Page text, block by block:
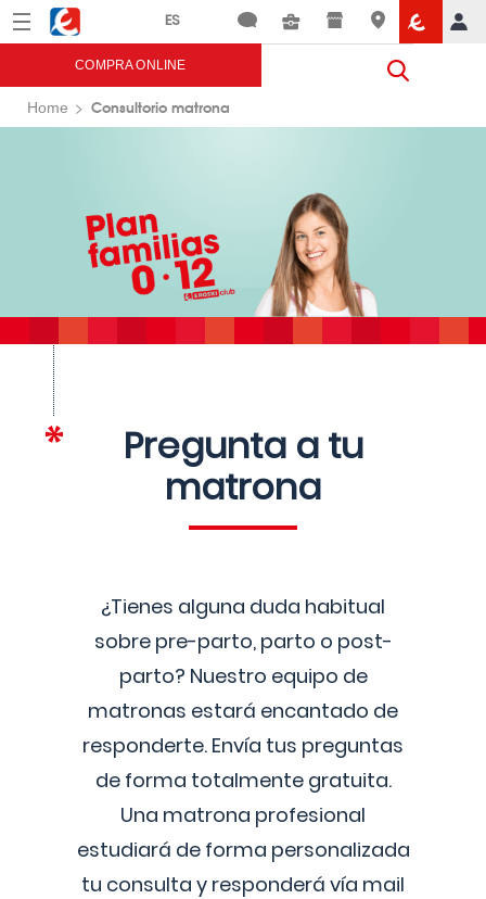
Menú Eroski
COMPRA ONLINE
Home Consultorio matrona
Pregunta a tu
matrona
¿Tienes alguna duda habitual
sobre pre-parto, parto o post-
parto? Nuestro equipo de
matronas estará encantado de
responderte. Envía tus preguntas
de forma totalmente gratuita.
Una matrona profesional
estudiará de forma personalizada
tu consulta y responderá vía mail